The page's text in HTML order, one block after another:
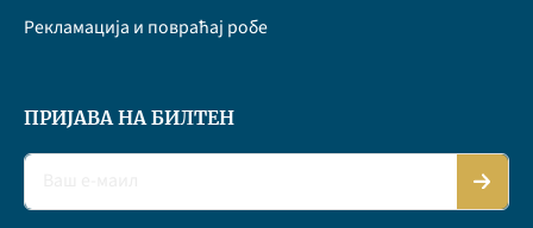
Рекламација и повраћај робе
ПРИЈАВА НА БИЛТЕН